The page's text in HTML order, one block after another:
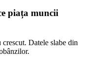
piața muncii
crescut. Datele slabe din